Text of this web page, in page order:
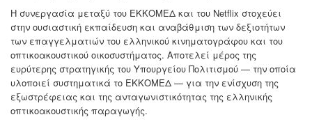
Η συνεργασία μεταξύ του ΕΚΚΟΜΕΔ και του Netflix στοχεύει
στην ουσιαστική εκπαίδευση και αναβάθμιση των δεξιοτήτων
των επαγγελματιών του ελληνικού κινηματογράφου και του
οπτικοακουστικού οικοσυστήματος. Αποτελεί μέρος της
ευρύτερης στρατηγικής του Υπουργείου Πολιτισμού — την οποία
υλοποιεί συστηματικά το ΕΚΚΟΜΕΔ — για την ενίσχυση της
εξωστρέφειας και της ανταγωνιστικότητας της ελληνικής
οπτικοακουστικής παραγωγής.